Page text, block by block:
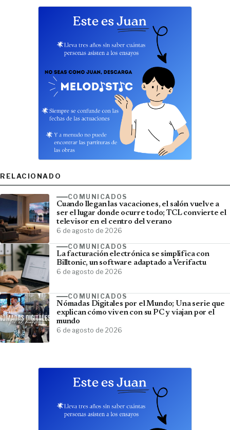
RELACIONADO
COMUNICADOS
Cuando llegan las vacaciones, el salón vuelve a
ser el lugar donde ocurre todo; TCL convierte el
televisor en el centro del verano
6 de agosto de 2026
COMUNICADOS
La facturación electrónica se simplifica con
Billtonic, un software adaptado a Verifactu
6 de agosto de 2026
COMUNICADOS
Nómadas Digitales por el Mundo; Una serie que
explican cómo viven con su PC y viajan por el
mundo
6 de agosto de 2026